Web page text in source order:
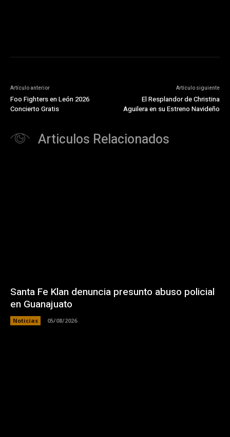
Artículo anterior
Foo Fighters en León 2026
Concierto Gratis
Artículo siguiente
El Resplandor de Christina
Aguilera en su Estreno Navideño
Articulos Relacionados
Santa Fe Klan denuncia presunto abuso policial
en Guanajuato
Noticias 05/08/2026